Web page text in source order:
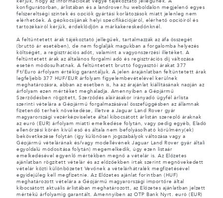
kérjük, hogy az információkat vegye tájékoztató jellegűnek. A
konfigurátorban, árlistában és a landrover.hu weboldalon megjelenő egyes
felszereltségi szintek és opciók gyártási korlátozások miatt jelenleg nem
elérhetőek. A gépkocsijának helyi specifikációjáról, elérhető opcióiról és
tartozékairól kérjük, érdeklődjön a márkakereskedőnknél.
A feltüntetett árak tájékoztató jellegűek, tartalmazzák az áfa összegét
(bruttó ár esetében), de nem foglalják magukban a forgalomba helyezés
költségét, a regisztrációs adót, valamint a vagyonszerzési illetéket. A
feltüntetett árak az általános forgalmi adó és regisztrációs díj változása
esetén módosulhatnak. A feltüntetett bruttó fogyasztói árakat 377
Ft/Euro árfolyam értékig garantáljuk. A jelen árajánlatban feltüntetett árak
legfeljebb 377 HUF/EUR árfolyam figyelembevételével kerülnek
meghatározásra, abban az esetben is, ha az árajánlat kiállításának napján az
árfolyam ezen mértéket meghaladja. Amennyiben a Gépjármű
Szerződésben rögzített, Szerződés aláírásakor irányadó ügyfél árlista
szerinti vételára a Gépjármű forgalmazásával összefüggésben az államnak
fizetendő terhek növekedése, illetve a Jaguar Land Rover gyár
magyarországi vezérképviselete által kibocsátott árlistán szereplő áraknak
az euró (EUR) árfolyam miatti emelkedése folytán, vagy pedig egyéb, Eladó
ellenőrzési körén kívül eső és általa nem befolyásolható körülmény(ek)
bekövetkezése folytán (így különösen jogszabályok változása vagy a
Gépjármű vételárának és/vagy modellévének Jaguar Land Rover gyár általi
egyoldalú módosítása folytán) megemelkedik, úgy ezen listaár
emelkedésével egyenlő mértékben megnő a vételár is. Az Előzetes
ajánlatban rögzített vételár és az előzőekben írtak szerint megnövekedett
vételár közti különbözetet Vevőnek a vételárhátralék megfizetésével
egyidejűleg kell megfizetnie. Az Előzetes ajánlat forintban (HUF)
meghatározott vételára a Gépjármű magyarországi importőre által
kibocsátott aktuális árlistában meghatározott, az Előzetes ajánlatban jelzett
mértékű árfolyamig garantált. Amennyiben az OTP Bank Nyrt. euró (EUR)